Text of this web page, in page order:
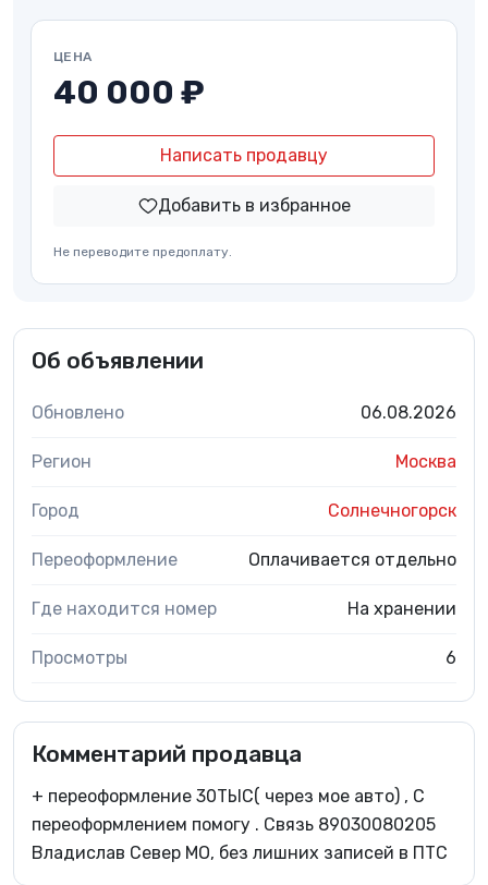
ЦЕНА
40 000 ₽
Написать продавцу
Добавить в избранное
Не переводите предоплату.
Об объявлении
Обновлено 06.08.2026
Регион Москва
Город Солнечногорск
Переоформление Оплачивается отдельно
Где находится номер На хранении
Просмотры 6
Комментарий продавца
+ переоформление 30ТЫС( через мое авто) , С
переоформлением помогу . Связь 89030080205
Владислав Север МО, без лишних записей в ПТС